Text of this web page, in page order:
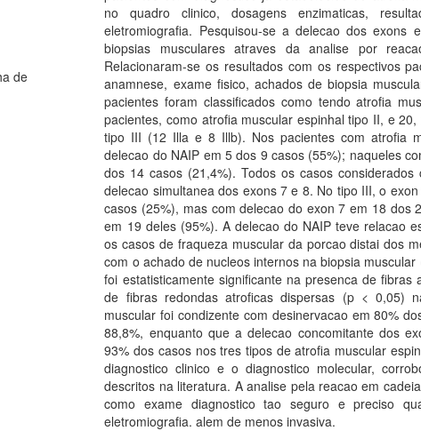
de
no quadro clinico, dosagens enzimaticas,
eletromiografia. Pesquisou-se a delecao dos exons
biopsias musculares atraves da analise por
Relacionaram-se os resultados com os respectivos
anamnese, exame fisico, achados de biopsia
pacientes foram classificados como tendo atrofia
pacientes, como atrofia muscular espinhal tipo II, e
tipo III (12 Illa e 8 Illb). Nos pacientes com atrofia
delecao do NAIP em 5 dos 9 casos (55%); naqueles
dos 14 casos (21,4%). Todos os casos
delecao simultanea dos exons 7 e 8. No tipo III, o
casos (25%), mas com delecao do exon 7 em 18 dos
em 19 deles (95%). A delecao do NAIP teve relacao
os casos de fraqueza muscular da porcao distai dos
com o achado de nucleos internos na biopsia
foi estatisticamente significante na presenca de
de fibras redondas atroficas dispersas (p < 0,05)
muscular foi condizente com desinervacao em 80%
88,8%, enquanto que a delecao concomitante dos
93% dos casos nos tres tipos de atrofia muscular
diagnostico clinico e o diagnostico molecular,
descritos na literatura. A analise pela reacao em
como exame diagnostico tao seguro e preciso
eletromiografia. alem de menos invasiva.